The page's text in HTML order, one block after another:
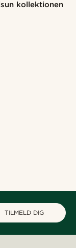
kollektionen
TILMELD DIG